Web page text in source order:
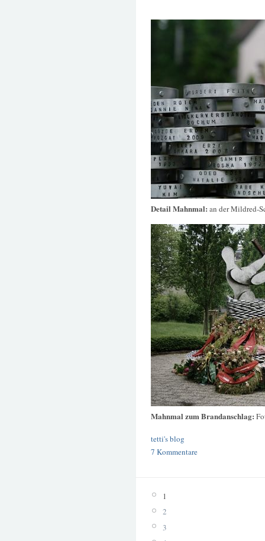
Detail Mahnmal: an der Mildred-
Mahnmal zum Brandanschlag:
tetti's blog
7 Kommentare
1
2
3